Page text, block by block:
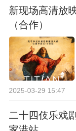
新现场高清放
（合作）
2025-03-29 15:47
二十四伎乐戏